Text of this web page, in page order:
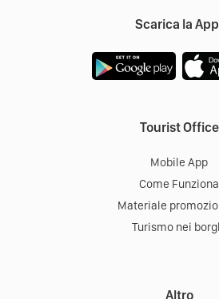
Scarica la
Tourist Office
Mobile App
Come Funziona
Materiale
Turismo nei
Altro